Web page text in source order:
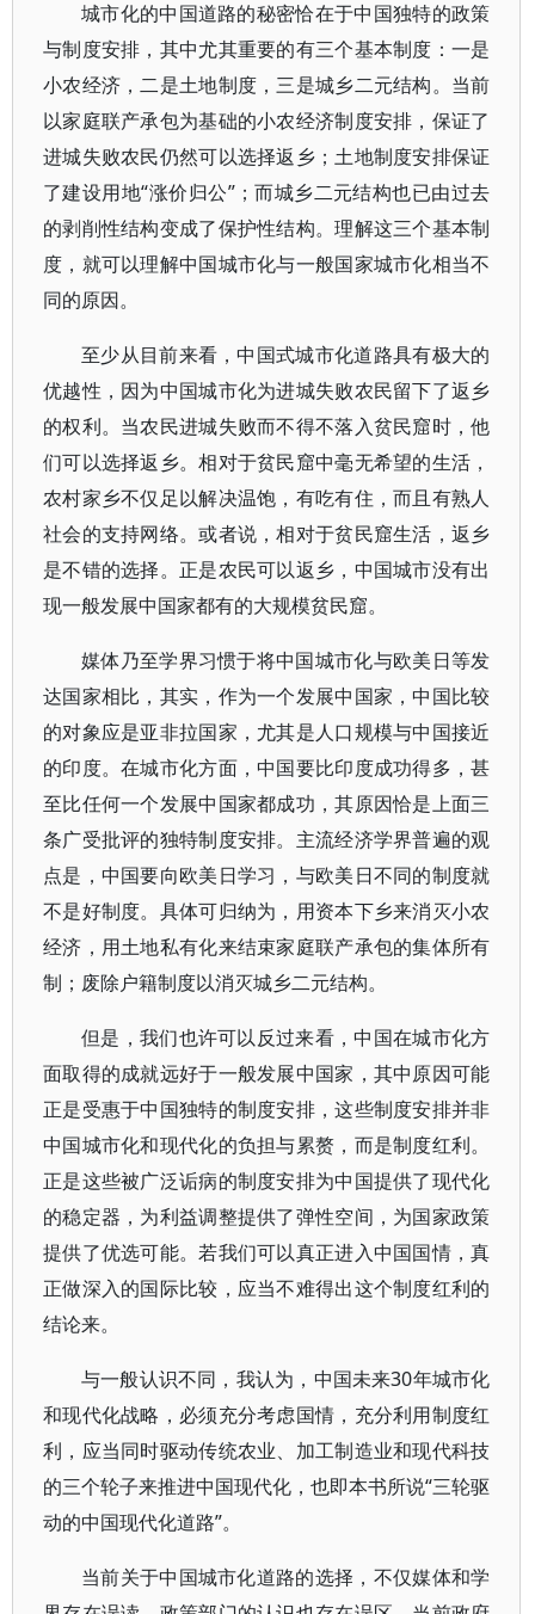
城市化的中国道路的秘密恰在于中国独特的政策
与制度安排，其中尤其重要的有三个基本制度：一是
小农经济，二是土地制度，三是城乡二元结构。当前
以家庭联产承包为基础的小农经济制度安排，保证了
进城失败农民仍然可以选择返乡；土地制度安排保证
了建设用地“涨价归公”；而城乡二元结构也已由过去
的剥削性结构变成了保护性结构。理解这三个基本制
度，就可以理解中国城市化与一般国家城市化相当不
同的原因。
至少从目前来看，中国式城市化道路具有极大的
优越性，因为中国城市化为进城失败农民留下了返乡
的权利。当农民进城失败而不得不落入贫民窟时，他
们可以选择返乡。相对于贫民窟中毫无希望的生活，
农村家乡不仅足以解决温饱，有吃有住，而且有熟人
社会的支持网络。或者说，相对于贫民窟生活，返乡
是不错的选择。正是农民可以返乡，中国城市没有出
现一般发展中国家都有的大规模贫民窟。
媒体乃至学界习惯于将中国城市化与欧美日等发
达国家相比，其实，作为一个发展中国家，中国比较
的对象应是亚非拉国家，尤其是人口规模与中国接近
的印度。在城市化方面，中国要比印度成功得多，甚
至比任何一个发展中国家都成功，其原因恰是上面三
条广受批评的独特制度安排。主流经济学界普遍的观
点是，中国要向欧美日学习，与欧美日不同的制度就
不是好制度。具体可归纳为，用资本下乡来消灭小农
经济，用土地私有化来结束家庭联产承包的集体所有
制；废除户籍制度以消灭城乡二元结构。
但是，我们也许可以反过来看，中国在城市化方
面取得的成就远好于一般发展中国家，其中原因可能
正是受惠于中国独特的制度安排，这些制度安排并非
中国城市化和现代化的负担与累赘，而是制度红利。
正是这些被广泛诟病的制度安排为中国提供了现代化
的稳定器，为利益调整提供了弹性空间，为国家政策
提供了优选可能。若我们可以真正进入中国国情，真
正做深入的国际比较，应当不难得出这个制度红利的
结论来。
与一般认识不同，我认为，中国未来30年城市化
和现代化战略，必须充分考虑国情，充分利用制度红
利，应当同时驱动传统农业、加工制造业和现代科技
的三个轮子来推进中国现代化，也即本书所说“三轮驱
动的中国现代化道路”。
当前关于中国城市化道路的选择，不仅媒体和学